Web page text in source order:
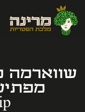
שווארמה